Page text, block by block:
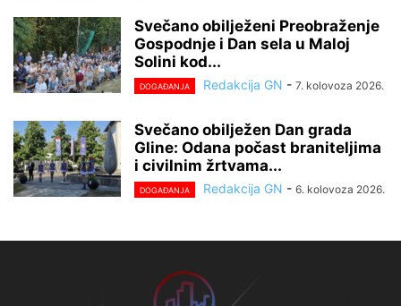
Svečano obilježeni Preobraženje
Gospodnje i Dan sela u Maloj
Solini kod...
DOGAĐANJA Redakcija GN - 7. kolovoza 2026.
Svečano obilježen Dan grada
Gline: Odana počast braniteljima
i civilnim žrtvama...
DOGAĐANJA Redakcija GN - 6. kolovoza 2026.